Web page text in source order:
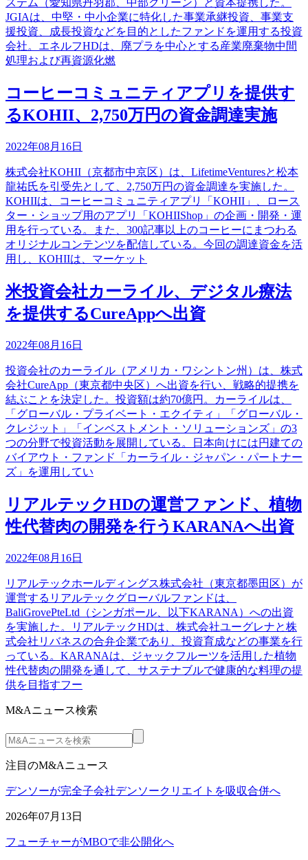
ステム（愛知県丹羽郡、中部クリーン）と資本提携した。
JGIAは、中堅・中小企業に特化した事業承継投資、事業支
援投資、成長投資などを目的としたファンドを運用する投資
会社。エネルフHDは、廃プラを中心とする産業廃棄物中間
処理および再資源化燃
コーヒーコミュニティアプリを提供す
るKOHII、2,750万円の資金調達実施
2022年08月16日
株式会社KOHII（京都市中京区）は、LifetimeVenturesと松本
龍祐氏を引受先として、2,750万円の資金調達を実施した。
KOHIIは、コーヒーコミュニティアプリ「KOHII」、ロース
ター・ショップ用のアプリ「KOHIIShop」の企画・開発・運
用を行っている。また、300記事以上のコーヒーにまつわる
オリジナルコンテンツを配信している。今回の調達資金を活
用し、KOHIIは、​マーケット
米投資会社カーライル、デジタル療法
を提供するCureAppへ出資
2022年08月16日
投資会社のカーライル（アメリカ・ワシントン州）は、株式
会社CureApp（東京都中央区）へ出資を行い、戦略的提携を
結ぶことを決定した。投資額は約70億円。カーライルは、
「グローバル・プライベート・エクイティ」「グローバル・
クレジット」「インベストメント・ソリューションズ」の3
つの分野で投資活動を展開している。日本向けには円建ての
バイアウト・ファンド「カーライル・ジャパン・パートナー
ズ」を運用してい
リアルテックHDの運営ファンド、植物
性代替肉の開発を行うKARANAへ出資
2022年08月16日
リアルテックホールディングス株式会社（東京都墨田区）が
運営するリアルテックグローバルファンドは、
BaliGrovePteLtd（シンガポール、以下KARANA）への出資
を実施した。リアルテックHDは、株式会社ユーグレナと株
式会社リバネスの合弁企業であり、投資育成などの事業を行
っている。KARANAは、ジャックフルーツを活用した植物
性代替肉の開発を通して、サステナブルで健康的な料理の提
供を目指すフー
M&Aニュース検索
注目のM&Aニュース
デンソーが完全子会社デンソークリエイトを吸収合併へ
2026年07月13日
フューチャーがMBOで非公開化へ